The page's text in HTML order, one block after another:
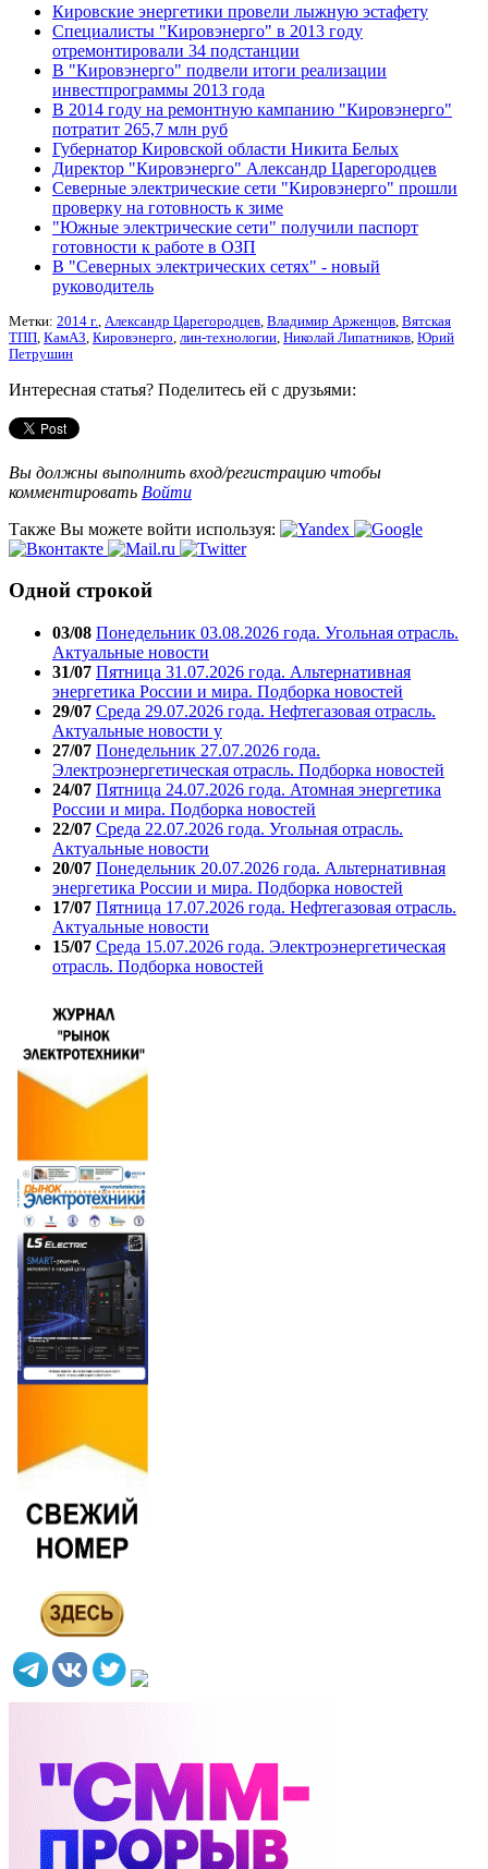
Кировские энергетики провели лыжную эстафету
Специалисты "Кировэнерго" в 2013 году
отремонтировали 34 подстанции
В "Кировэнерго" подвели итоги реализации
инвестпрограммы 2013 года
В 2014 году на ремонтную кампанию "Кировэнерго"
потратит 265,7 млн руб
Губернатор Кировской области Никита Белых
Директор "Кировэнерго" Александр Царегородцев
Северные электрические сети "Кировэнерго" прошли
проверку на готовность к зиме
"Южные электрические сети" получили паспорт
готовности к работе в ОЗП
В "Северных электрических сетях" - новый
руководитель
Метки: 2014 г. Александр Царегородцев Владимир Арженцов Вятская
ТПП КамАЗ Кировэнерго лин-технологии Николай Липатников Юрий
Петрушин
Интересная статья? Поделитесь ей с друзьями:
Вы должны выполнить вход/регистрацию чтобы
комментировать Войти
Также Вы можете войти используя:
Одной строкой
03/08 Понедельник 03.08.2026 года. Угольная отрасль.
Актуальные новости
31/07 Пятница 31.07.2026 года. Альтернативная
энергетика России и мира. Подборка новостей
29/07 Среда 29.07.2026 года. Нефтегазовая отрасль.
Актуальные новости у
27/07 Понедельник 27.07.2026 года.
Электроэнергетическая отрасль. Подборка новостей
24/07 Пятница 24.07.2026 года. Атомная энергетика
России и мира. Подборка новостей
22/07 Среда 22.07.2026 года. Угольная отрасль.
Актуальные новости
20/07 Понедельник 20.07.2026 года. Альтернативная
энергетика России и мира. Подборка новостей
17/07 Пятница 17.07.2026 года. Нефтегазовая отрасль.
Актуальные новости
15/07 Среда 15.07.2026 года. Электроэнергетическая
отрасль. Подборка новостей